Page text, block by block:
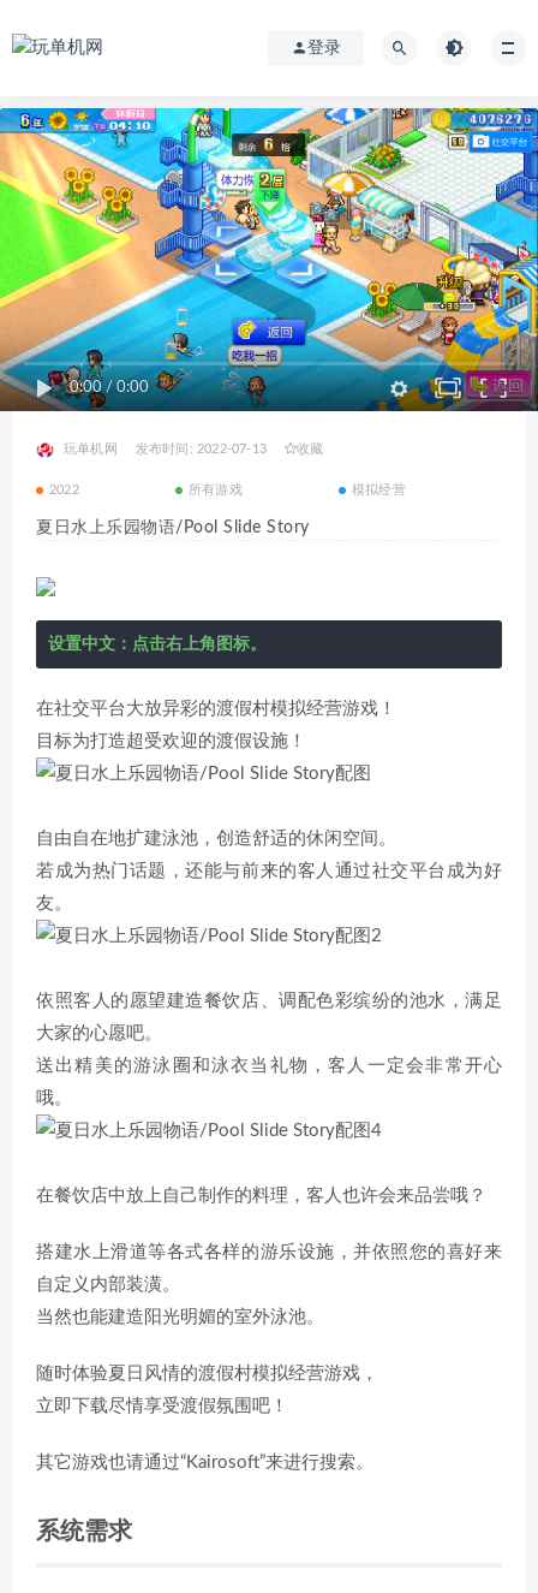
登录
0:00/ 0:00
玩单机网 发布时间: 2022-07-13 收藏
2022 所有游戏 模拟经营
夏日水上乐园物语/Pool Slide Story
设置中文：点击右上角图标。
在社交平台大放异彩的渡假村模拟经营游戏！
目标为打造超受欢迎的渡假设施！
自由自在地扩建泳池，创造舒适的休闲空间。
若成为热门话题，还能与前来的客人通过社交平台成为好
友。
依照客人的愿望建造餐饮店、调配色彩缤纷的池水，满足
大家的心愿吧。
送出精美的游泳圈和泳衣当礼物，客人一定会非常开心
哦。
在餐饮店中放上自己制作的料理，客人也许会来品尝哦？
搭建水上滑道等各式各样的游乐设施，并依照您的喜好来
自定义内部装潢。
当然也能建造阳光明媚的室外泳池。
随时体验夏日风情的渡假村模拟经营游戏，
立即下载尽情享受渡假氛围吧！
其它游戏也请通过“Kairosoft”来进行搜索。
系统需求